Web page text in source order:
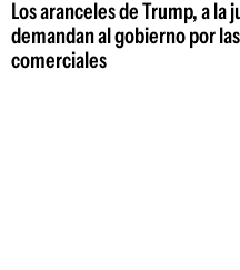
Los aranceles de Trump, a
demandan al gobierno por
comerciales